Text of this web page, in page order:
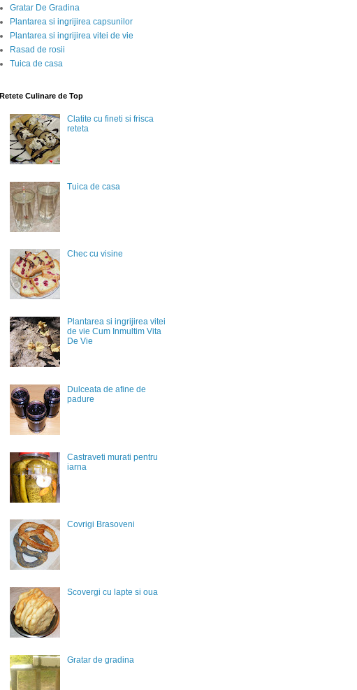
Gratar De Gradina
Plantarea si ingrijirea capsunilor
Plantarea si ingrijirea vitei de vie
Rasad de rosii
Tuica de casa
Retete Culinare de Top
Clatite cu fineti si frisca
reteta
Tuica de casa
Chec cu visine
Plantarea si ingrijirea vitei
de vie Cum Inmultim Vita
De Vie
Dulceata de afine de
padure
Castraveti murati pentru
iarna
Covrigi Brasoveni
Scovergi cu lapte si oua
Gratar de gradina